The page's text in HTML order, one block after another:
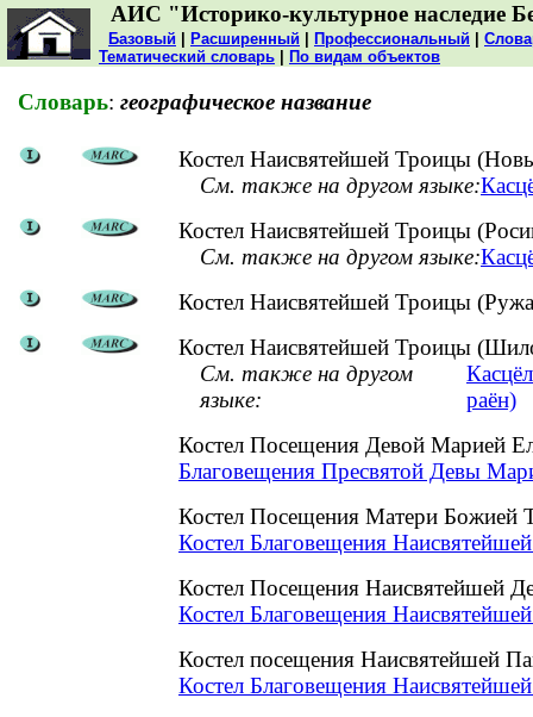
АИС "Историко-культурное наследие
Базовый Расширенный Профессиональный
Тематический словарь
По видам объектов
Словарь: географическое название
Костел Наисвятейшей Троицы
См. также на другом языке:
Костел Наисвятейшей Троицы
См. также на другом языке:
Костел Наисвятейшей Троицы
Костел Наисвятейшей Троицы
См. также на другом
языке:
раён)
Костел Посещения Девой Марией
Благовещения Пресвятой Девы
Костел Посещения Матери Божией
Костел Благовещения
Костел Посещения Наисвятейшей
Костел Благовещения
Костел посещения Наисвятейшей
Костел Благовещения